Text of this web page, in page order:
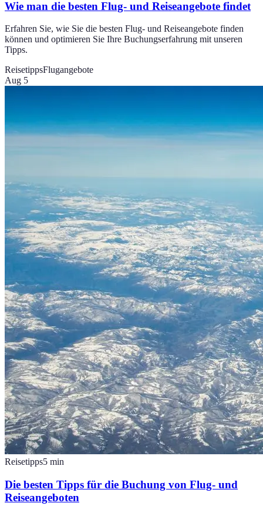
Wie man die besten Flug- und Reiseangebote findet
Erfahren Sie, wie Sie die besten Flug- und Reiseangebote finden
können und optimieren Sie Ihre Buchungserfahrung mit unseren
Tipps.
ReisetippsFlugangebote
Aug 5
Reisetipps5 min
Die besten Tipps für die Buchung von Flug- und
Reiseangeboten